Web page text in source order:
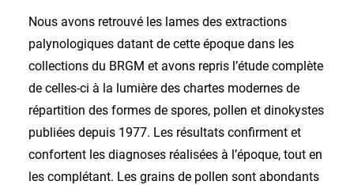
Nous avons retrouvé les lames des extractions
palynologiques datant de cette époque dans les
collections du BRGM et avons repris l’étude complète
de celles-ci à la lumière des chartes modernes de
répartition des formes de spores, pollen et dinokystes
publiées depuis 1977. Les résultats confirment et
confortent les diagnoses réalisées à l’époque, tout en
les complétant. Les grains de pollen sont abondants